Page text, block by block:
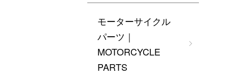
モーターサイクル
パーツ｜
MOTORCYCLE
PARTS